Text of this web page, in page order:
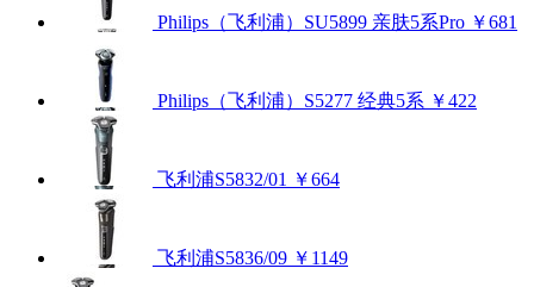
Philips（飞利浦）SU5899 亲肤5系Pro ￥681
Philips（飞利浦）S5277 经典5系 ￥422
飞利浦S5832/01 ￥664
飞利浦S5836/09 ￥1149